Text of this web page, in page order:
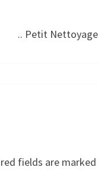
.. Petit
fields are marked